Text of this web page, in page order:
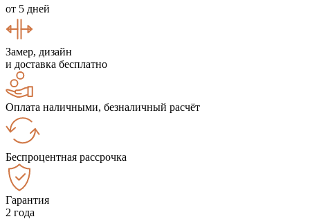
от 5 дней
Замер, дизайн
и доставка бесплатно
Оплата наличными, безналичный расчёт
Беспроцентная рассрочка
Гарантия
2 года